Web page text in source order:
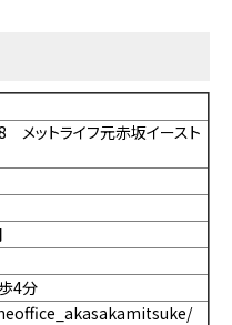
ットライフ元赤坂イースト
4分